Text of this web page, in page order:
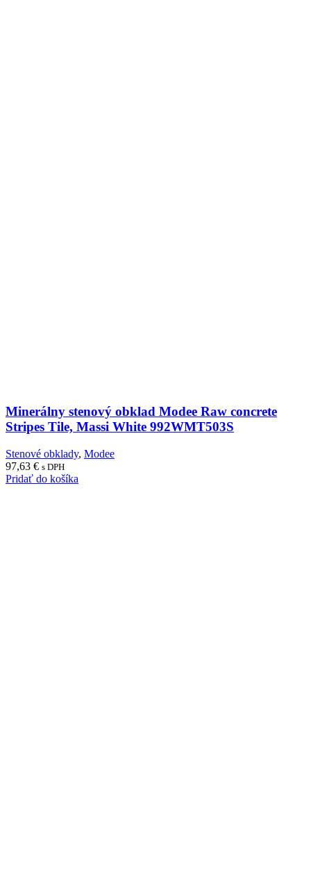
Minerálny stenový obklad Modee Raw concrete
Stripes Tile, Massi White 992WMT503S
Stenové obklady, Modee
97,63 € s DPH
Pridať do košíka